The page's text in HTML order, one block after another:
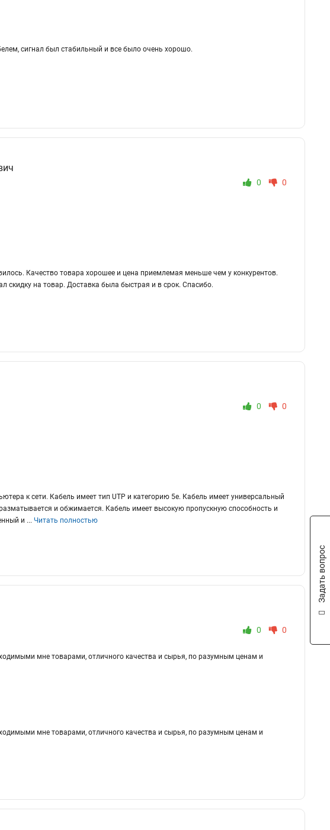
сигнал был стабильный и все было очень хорошо.
0 0
Качество товара хорошее и цена приемлемая меньше чем у конкурентов.
скидку на товар. Доставка была быстрая и в срок. Спасибо.
0 0
к сети. Кабель имеет тип UTP и категорию 5e. Кабель имеет универсальный
и обжимается. Кабель имеет высокую пропускную способность и
и ... Читать полностью
0 0
мне товарами, отличного качества и сырья, по разумным ценам и
мне товарами, отличного качества и сырья, по разумным ценам и
Задать вопрос